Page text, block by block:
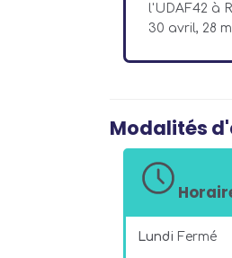
l'UDAF42 à
30 avril, 28
Modalités
Lundi Fermé